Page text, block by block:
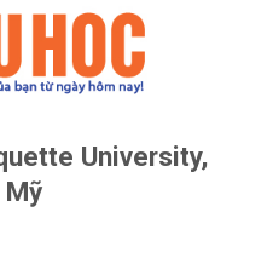
University,